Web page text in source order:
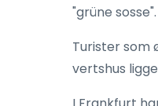
"grüne sosse".
Turister som
vertshus